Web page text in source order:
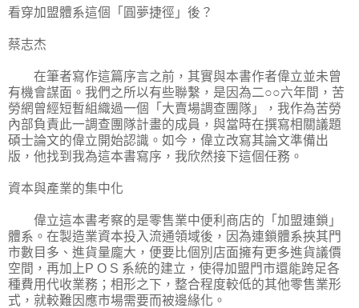
看穿加盟體系這個「圓夢捷徑」後？
蔡志杰
在筆者寫作這篇序言之前，其實與本書作者偉立並未曾
有機會謀面。我們之所以有些聯繫，是因為二○○六年間，苦
勞網曾經短暫組織過一個「大賣場調查團隊」，我作為苦勞
內部負責此一調查團隊計畫的成員，與當時在撰寫相關議題
碩士論文的偉立開始認識。如今，偉立改寫其論文準備出
版，他找到我為這本書寫序，我欣然接下這個任務。
資本與產業的集中化
偉立這本書考察的是零售業中便利商店的「加盟連鎖」
體系。在製造業資本投入流通領域後，因為連鎖體系挾其門
市數目多、進貨量龐大，便要比個別店面擁有更多進貨議價
空間，再加上P O S 系統的建立，使得加盟門市還能跨足各
種費用代收業務；相形之下，整合程度較低的其他零售業形
式，就較難因應市場需要而被邊緣化。